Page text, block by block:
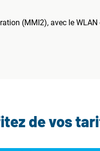
(MMI2), avec le
de vos